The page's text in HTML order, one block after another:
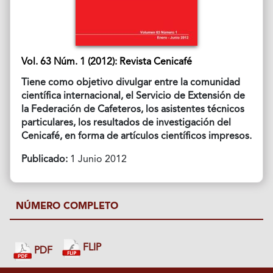
Vol. 63 Núm. 1 (2012): Revista Cenicafé
Tiene como objetivo divulgar entre la comunidad
científica internacional, el Servicio de Extensión de
la Federación de Cafeteros, los asistentes técnicos
particulares, los resultados de investigación del
Cenicafé, en forma de artículos científicos impresos.
Publicado:1 Junio 2012
NÚMERO COMPLETO
PDF FLIP